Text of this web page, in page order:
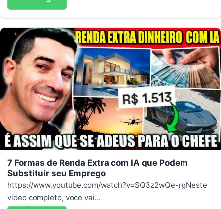
7 Formas de Renda Extra com IA que Podem
Substituir seu Emprego
https://www.youtube.com/watch?v=SQ3z2wQe-rgNeste
video completo, voce vai...